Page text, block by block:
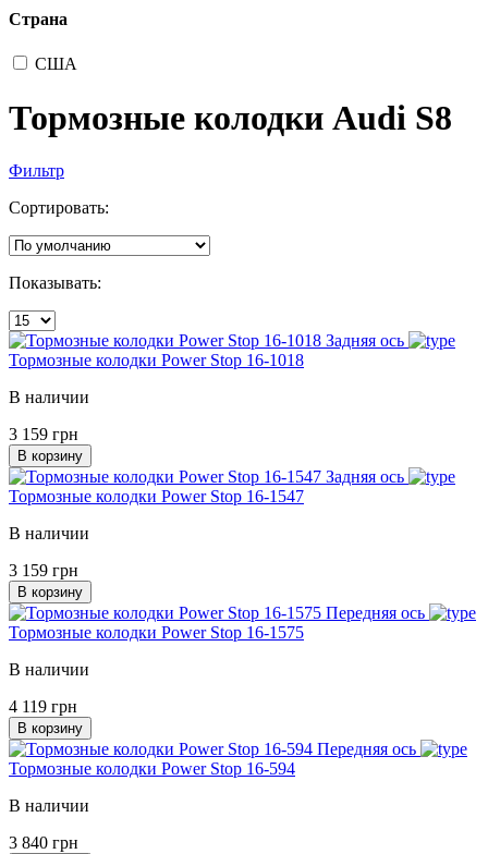
Страна
США
Тормозные колодки Audi S8
Фильтр
Сортировать:
Показывать:
Задняя ось
Тормозные колодки Power Stop 16-1018
В наличии
3 159 грн
В корзину
Задняя ось
Тормозные колодки Power Stop 16-1547
В наличии
3 159 грн
В корзину
Передняя ось
Тормозные колодки Power Stop 16-1575
В наличии
4 119 грн
В корзину
Передняя ось
Тормозные колодки Power Stop 16-594
В наличии
3 840 грн